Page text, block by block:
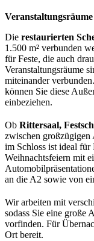
Die restaurierten
1.500 m² verbunden
für Feste, die auch
Veranstaltungsräume
miteinander
können Sie diese
einbeziehen.
Ob Rittersaal,
zwischen großzügigen
im Schloss ist ideal für
Weihnachtsfeiern mit
an die A2 sowie von
Wir arbeiten mit
sodass Sie eine große
vorfinden. Für
Ort bereit.